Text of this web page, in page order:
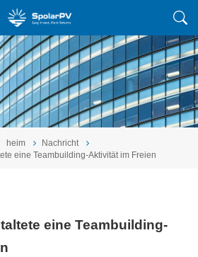
heim
Nachricht
eine Teambuilding-Aktivität im Freien
eine Teambuilding-